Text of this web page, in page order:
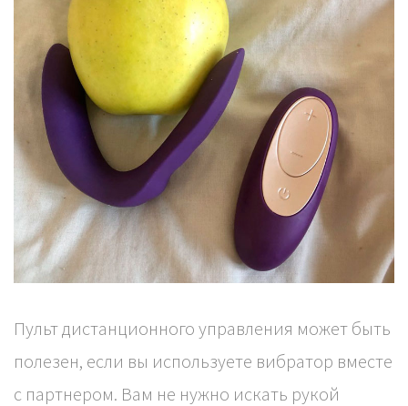
Пульт дистанционного управления может быть
полезен, если вы используете вибратор вместе
с партнером. Вам не нужно искать рукой